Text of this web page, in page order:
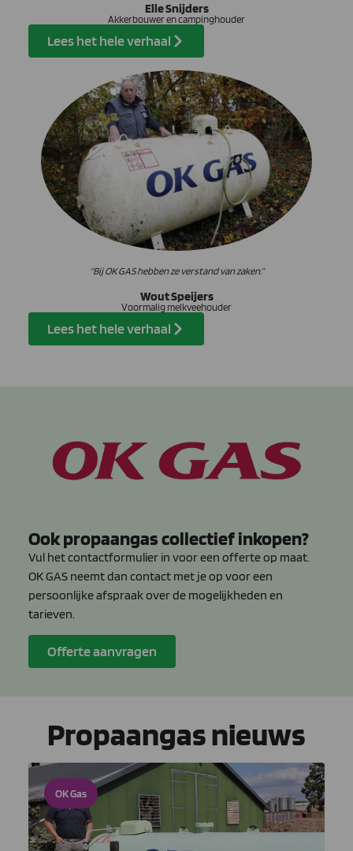
Elle Snijders
Akkerbouwer en campinghouder
Lees het hele verhaal
“Bij OK GAS hebben ze verstand van zaken.”
Wout Speijers
Voormalig melkveehouder
Lees het hele verhaal
Ook propaangas collectief inkopen?
Vul het contactformulier in voor een offerte op maat.
OK GAS neemt dan contact met je op voor een
persoonlijke afspraak over de mogelijkheden en
tarieven.
Offerte aanvragen
Propaangas nieuws
OK Gas